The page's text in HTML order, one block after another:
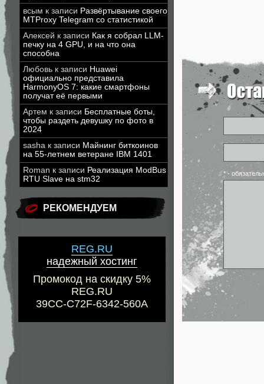
всым к записи Развёртывание своего
MTProxy Telegram со статистикой
Алексей к записи Как я собрал LLM-
печку на 4 GPU, и на что она
способна
Любовь к записи Huawei
официально представила
HarmonyOS 7: какие смартфоны
получат её первыми
Артем к записи Бесплатные боты,
чтобы раздеть девушку по фото в
2024
sasha к записи Майнинг биткоинов
на 55-летнем ветеране IBM 1401
Roman к записи Реализация ModBus
RTU Slave на stm32
РЕКОМЕНДУЕМ
REG.RU
надежный хостинг
Промокод на скидку 5%
REG.RU
39CC-C72F-6342-560A
* -